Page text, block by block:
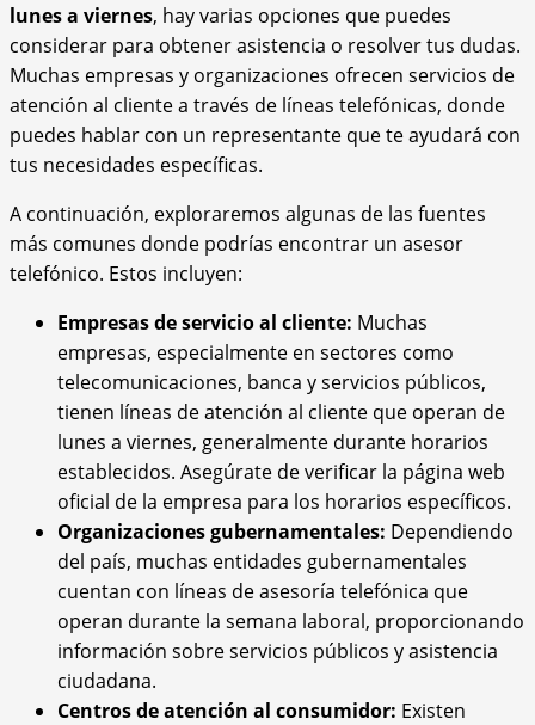
lunes a viernes, hay varias opciones que puedes
considerar para obtener asistencia o resolver tus dudas.
Muchas empresas y organizaciones ofrecen servicios de
atención al cliente a través de líneas telefónicas, donde
puedes hablar con un representante que te ayudará con
tus necesidades específicas.
A continuación, exploraremos algunas de las fuentes
más comunes donde podrías encontrar un asesor
telefónico. Estos incluyen:
Empresas de servicio al cliente: Muchas
empresas, especialmente en sectores como
telecomunicaciones, banca y servicios públicos,
tienen líneas de atención al cliente que operan de
lunes a viernes, generalmente durante horarios
establecidos. Asegúrate de verificar la página web
oficial de la empresa para los horarios específicos.
Organizaciones gubernamentales: Dependiendo
del país, muchas entidades gubernamentales
cuentan con líneas de asesoría telefónica que
operan durante la semana laboral, proporcionando
información sobre servicios públicos y asistencia
ciudadana.
Centros de atención al consumidor: Existen